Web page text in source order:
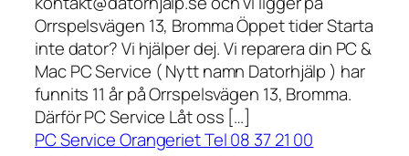
Orrspelsvägen 13, Bromma Öppet tider Starta
inte dator? Vi hjälper dej. Vi reparera din PC &
Mac PC Service ( Nytt namn Datorhjälp ) har
funnits 11 år på Orrspelsvägen 13, Bromma.
Därför PC Service Låt oss […]
PC Service Orangeriet Tel 08 37 21 00